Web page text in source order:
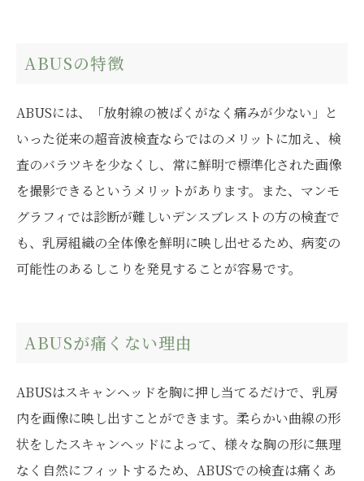
ABUSの特徴
ABUSには、「放射線の被ばくがなく痛みが少ない」と
いった従来の超音波検査ならではのメリットに加え、検
査のバラツキを少なくし、常に鮮明で標準化された画像
を撮影できるというメリットがあります。また、マンモ
グラフィでは診断が難しいデンスブレストの方の検査で
も、乳房組織の全体像を鮮明に映し出せるため、病変の
可能性のあるしこりを発見することが容易です。
ABUSが痛くない理由
ABUSはスキャンヘッドを胸に押し当てるだけで、乳房
内を画像に映し出すことができます。柔らかい曲線の形
状をしたスキャンヘッドによって、様々な胸の形に無理
なく自然にフィットするため、ABUSでの検査は痛くあ